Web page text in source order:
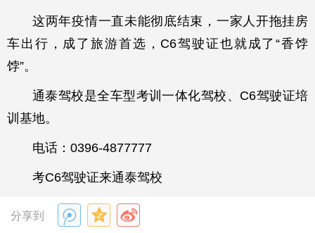
这两年疫情一直未能彻底结束，一家人开拖挂房
车出行，成了旅游首选，C6驾驶证也就成了“香饽
饽”。
通泰驾校是全车型考训一体化驾校、C6驾驶证培
训基地。
电话：0396-4877777
考C6驾驶证来通泰驾校
分享到